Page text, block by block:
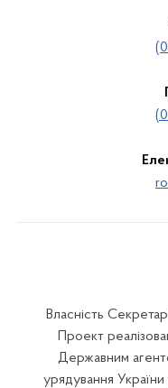
Власність
Проект
Державним
урядування